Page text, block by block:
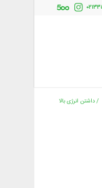
/داشتن انرژی بالا